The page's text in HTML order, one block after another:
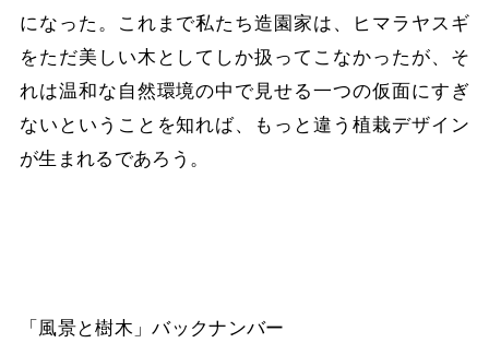
になった。これまで私たち造園家は、ヒマラヤスギ
をただ美しい木としてしか扱ってこなかったが、そ
れは温和な自然環境の中で見せる一つの仮面にすぎ
ないということを知れば、もっと違う植栽デザイン
が生まれるであろう。
「風景と樹木」バックナンバー